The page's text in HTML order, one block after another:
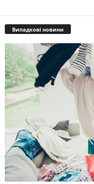
Випадкові новини